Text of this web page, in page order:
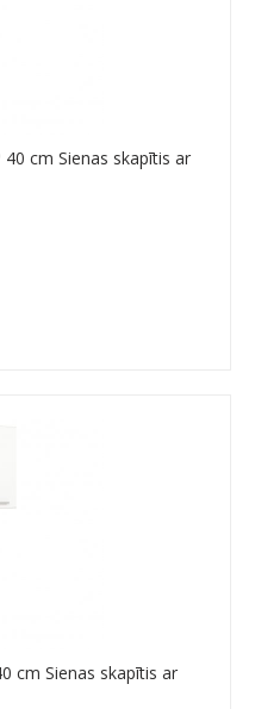
cm Sienas skapītis ar
cm Sienas skapītis ar